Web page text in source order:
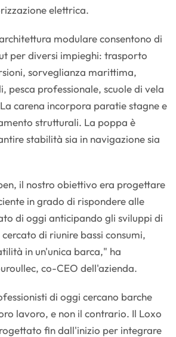
elettrica.
modulare consentono di
per diversi impieghi: trasporto
sorveglianza marittima,
pesca professionale, scuole di vela
carena incorpora paratie stagne e
strutturali. La poppa è
stabilità sia in navigazione sia
il nostro obiettivo era progettare
in grado di rispondere alle
di oggi anticipando gli sviluppi di
di riunire bassi consumi,
in un'unica barca," ha
co-CEO dell'azienda.
di oggi cercano barche
lavoro, e non il contrario. Il Loxo
fin dall'inizio per integrare